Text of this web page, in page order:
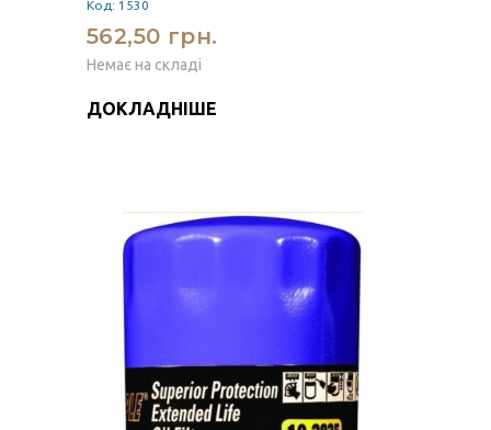
Код: 1530
562,50 грн.
Немає на складі
ДОКЛАДНІШЕ